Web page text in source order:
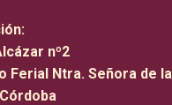
nº2
Ferial Ntra. Señora de la